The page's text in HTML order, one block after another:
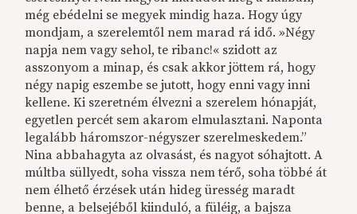
még ebédelni se megyek mindig haza. Hogy úgy
mondjam, a szerelemtől nem marad rá idő. »Négy
napja nem vagy sehol, te ribanc!« szidott az
asszonyom a minap, és csak akkor jöttem rá, hogy
négy napig eszembe se jutott, hogy enni vagy inni
kellene. Ki szeretném élvezni a szerelem hónapját,
egyetlen percét sem akarom elmulasztani. Naponta
legalább háromszor-négyszer szerelmeskedem.”
Nina abbahagyta az olvasást, és nagyot sóhajtott. A
múltba süllyedt, soha vissza nem térő, soha többé át
nem élhető érzések után hideg üresség maradt
benne, a belsejéből kiinduló, a füléig, a bajsza